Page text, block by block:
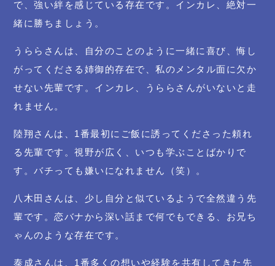
で、強い絆を感じている存在です。インカレ、絶対一
緒に勝ちましょう。
うららさんは、自分のことのように一緒に喜び、悔し
がってくださる姉御的存在で、私のメンタル面に欠か
せない先輩です。インカレ、うららさんがいないと走
れません。
陸翔さんは、1番最初にご飯に誘ってくださった頼れ
る先輩です。視野が広く、いつも学ぶことばかりで
す。バチっても嫌いになれません（笑）。
八木田さんは、少し自分と似ているようで全然違う先
輩です。恋バナから深い話まで何でもできる、お兄ち
ゃんのような存在です。
泰成さんは、1番多くの想いや経験を共有してきた先